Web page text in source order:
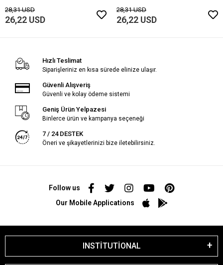
28,31 USD
26,22 USD
28,31 USD
26,22 USD
Hızlı Teslimat
Siparişleriniz en kısa sürede elinize ulaşır.
Güvenli Alışveriş
Güvenli ve kolay ödeme sistemi
Geniş Ürün Yelpazesi
Binlerce ürün ve kampanya seçeneği
7 / 24 DESTEK
Öneri ve şikayetlerinizi bize iletebilirsiniz.
Follow us
Our Mobile Applications
INSTİTUTİONAL